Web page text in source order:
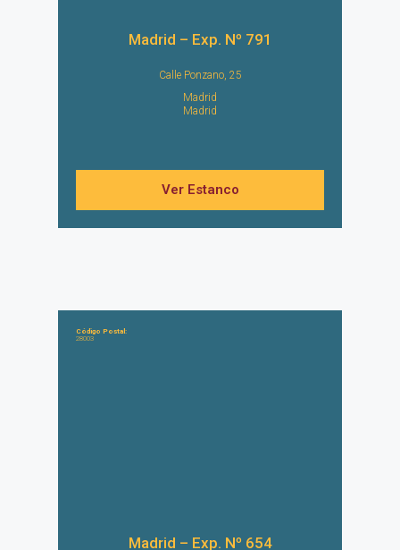
Madrid – Exp. Nº 791
Calle Ponzano, 25
Madrid
Madrid
Ver Estanco
Código Postal:
28003
Madrid – Exp. Nº 654